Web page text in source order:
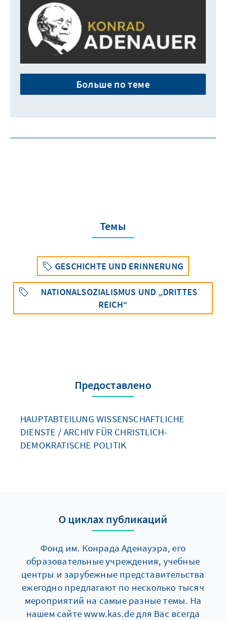
Больше по теме
Темы
GESCHICHTE UND ERINNERUNG
NATIONALSOZIALISMUS UND „DRITTES
REICH“
Предоставлено
HAUPTABTEILUNG WISSENSCHAFTLICHE
DIENSTE / ARCHIV FÜR CHRISTLICH-
DEMOKRATISCHE POLITIK
О циклах публикаций
Фонд им. Конрада Аденауэра, его
образовательные учреждения, учебные
центры и зарубежные представительства
ежегодно предлагают по несколько тысяч
мероприятий на самые разные темы. На
нашем сайте www.kas.de для Вас всегда